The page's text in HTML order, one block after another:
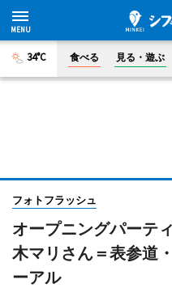
34°C 食べる 見る・遊ぶ
フォトフラッシュ
オープニングパーテ
木マリさん＝表参道
ーアル